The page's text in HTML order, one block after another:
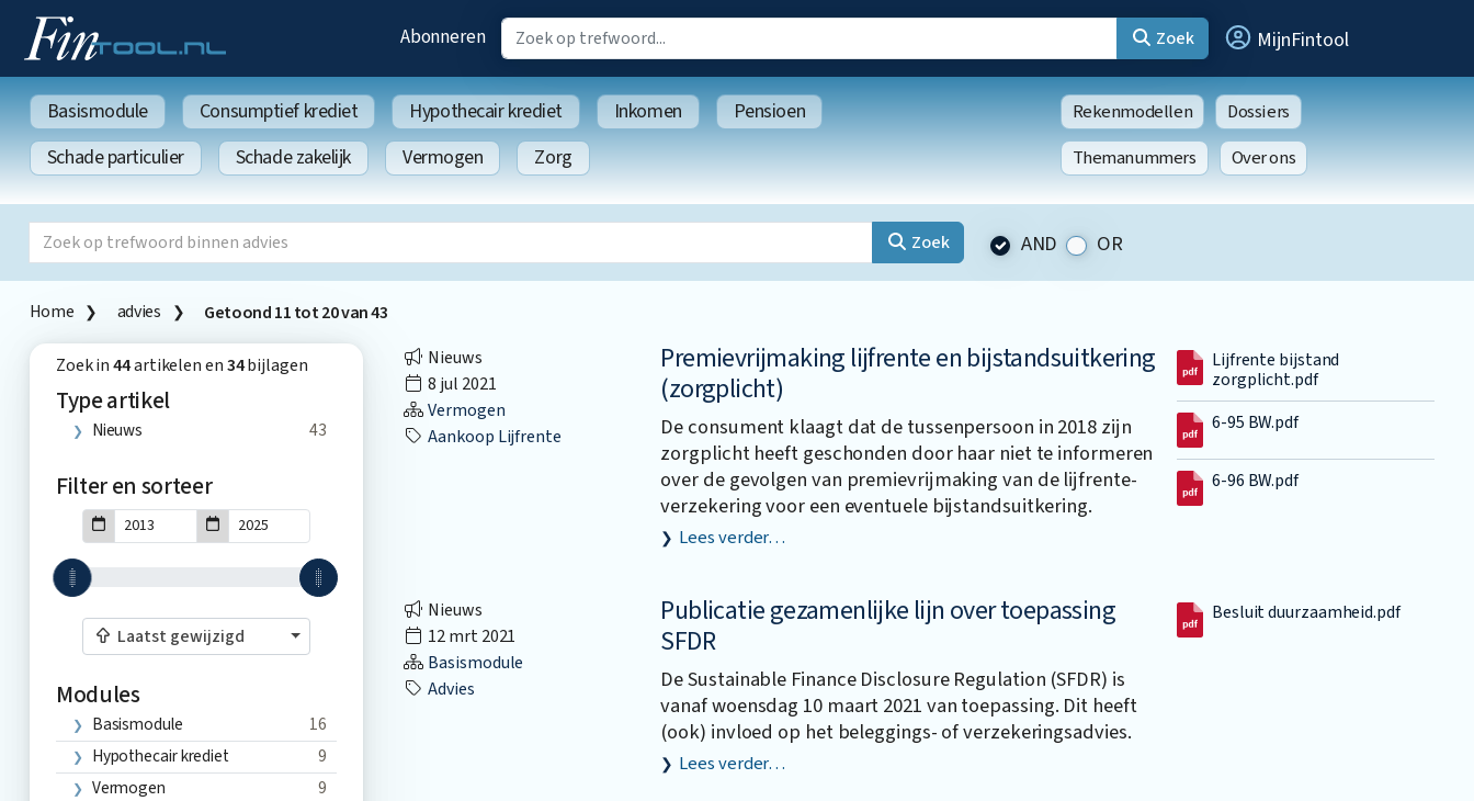
Abonneren Zoek MijnFintool
Basismodule Consumptief krediet Hypothecair krediet Inkomen
Pensioen
Schade particulier
Schade zakelijk Vermogen Zorg
Rekenmodellen
Dossiers
Themanummers
Over ons
Zoek AND OR
Home advies Getoond11tot20van43
Zoek in44artikelen en34bijlagen
Type artikel
Nieuws 43
Filter en sorteer
Laatst gewijzigd
Modules
Basismodule
16
Hypothecair krediet
9
Vermogen
9
Nieuws
8 jul 2021
Vermogen
Aankoop Lijfrente
Premievrijmaking lijfrente en bijstandsuitkering
(zorgplicht)
De consument klaagt dat de tussenpersoon in 2018 zijn
zorgplicht heeft geschonden door haar niet te informeren
over de gevolgen van premievrijmaking van de lijfrente-
verzekering voor een eventuele bijstandsuitkering.
Lees verder…
Lijfrente bijstand
zorgplicht.pdf
6-95 BW.pdf
6-96 BW.pdf
Nieuws
12 mrt 2021
Basismodule
Advies
Publicatie gezamenlijke lijn over toepassing
SFDR
De Sustainable Finance Disclosure Regulation (SFDR) is
vanaf woensdag 10 maart 2021 van toepassing. Dit heeft
(ook) invloed op het beleggings- of verzekeringsadvies.
Lees verder…
Besluit duurzaamheid.pdf